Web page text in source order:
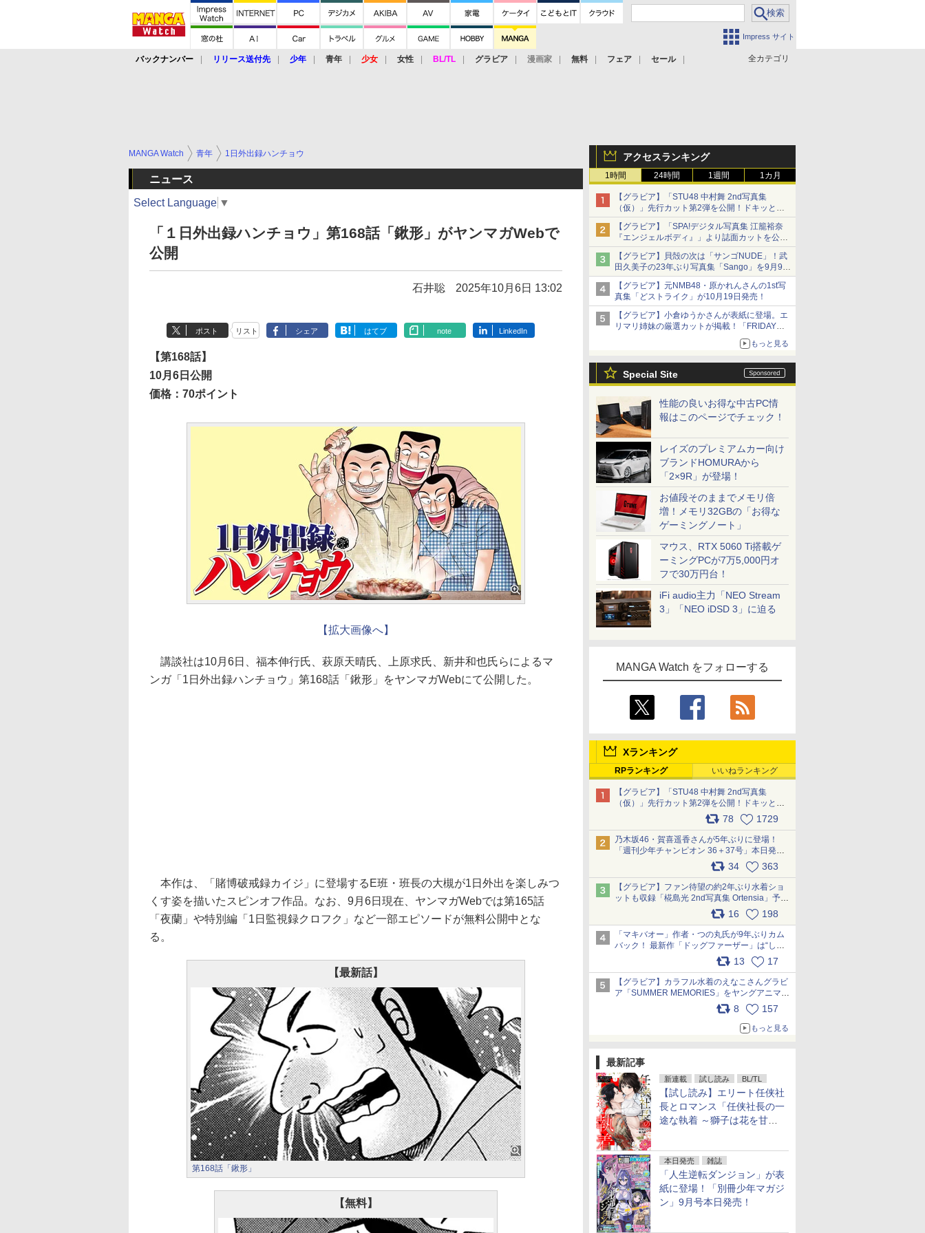
Impress サイト
全カテゴリ
バックナンバー リリース送付先 少年 青年 少女 女性 BL/TL グラビア 漫画家 無料 フェア セール
アクセスランキング
1時間 24時間 1週間 1カ月
【グラビア】「STU48 中村舞 2nd写真集
（仮）」先行カット第2弾を公開！ドキッとす
るランジェリーカットなど新たな挑戦
【グラビア】「SPA!デジタル写真集 江籠裕奈
『エンジェルボディ』」より誌面カットを公
開！
【グラビア】貝殻の次は「サンゴNUDE」！武
田久美子の23年ぶり写真集「Sango」を9月9日
に発売
【グラビア】元NMB48・原かれんさんの1st写
真集「どストライク」が10月19日発売！
【グラビア】小倉ゆうかさんが表紙に登場。エ
リマリ姉妹の厳選カットが掲載！「FRIDAY
2026年8⽉21・28日号」本日発売
もっと見る
Special Site
性能の良いお得な中古PC情
報はこのページでチェック！
レイズのプレミアムカー向け
ブランドHOMURAから
「2×9R」が登場！
お値段そのままでメモリ倍
増！メモリ32GBの「お得な
ゲーミングノート」
マウス、RTX 5060 Ti搭載ゲ
ーミングPCが7万5,000円オ
フで30万円台！
iFi audio主力「NEO Stream
3」「NEO iDSD 3」に迫る
MANGA Watch をフォローする
Xランキング
RPランキング いいねランキング
【グラビア】「STU48 中村舞 2nd写真集
（仮）」先行カット第2弾を公開！ドキッとす
るランジェリーカットなど新たな挑戦
78 1729
乃木坂46・賀喜遥香さんが5年ぶりに登場！
「週刊少年チャンピオン 36＋37号」本日発
売 pic.x.com/2Mo85ZlRvK
34 363
【グラビア】ファン待望の約2年ぶり水着ショ
ットも収録「椛島光 2nd写真集 Ortensia」予約
16 198
「マキバオー」作者・つの丸氏が9年ぶりカム
バック！ 最新作「ドッグファーザー」は“しゃ
べらない動物”とのリアルな暮らしを描く 「も
うこれ以上の幸せはない」……一緒に暮らす愛
犬たちへ… pic.x.com/hEr88DgVyD
13 17
【グラビア】カラフル水着のえなこさんグラビ
ア「SUMMER MEMORIES」をヤングアニマル
Webで公開中 pic.x.com/wdmmjZ7DnV
8 157
もっと見る
最新記事
新連載 試し読み BL/TL
【試し読み】エリート任侠社
長とロマンス「任侠社長の一
途な執着 ～獅子は花を甘く
本日発売 雑誌
「人生逆転ダンジョン」が表
紙に登場！「別冊少年マガジ
ン」9月号本日発売！
MANGA Watch 青年 1日外出録ハンチョウ
ニュース
Select Language ▼
「１日外出録ハンチョウ」第168話「鍬形」がヤンマガWebで
公開
石井聡 2025年10月6日 13:02
ポスト リスト シェア はてブ note LinkedIn
【第168話】
10月6日公開
価格：70ポイント
【拡大画像へ】
講談社は10月6日、福本伸行氏、萩原天晴氏、上原求氏、新井和也氏らによるマ
ンガ「1日外出録ハンチョウ」第168話「鍬形」をヤンマガWebにて公開した。
本作は、「賭博破戒録カイジ」に登場するE班・班長の大槻が1日外出を楽しみつ
くす姿を描いたスピンオフ作品。なお、9月6日現在、ヤンマガWebでは第165話
「夜蘭」や特別編「1日監視録クロフク」など一部エピソードが無料公開中とな
る。
【最新話】
第168話「鍬形」
【無料】